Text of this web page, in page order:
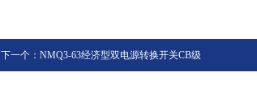
下一个：NMQ3-63经济型双电源转换开关CB级